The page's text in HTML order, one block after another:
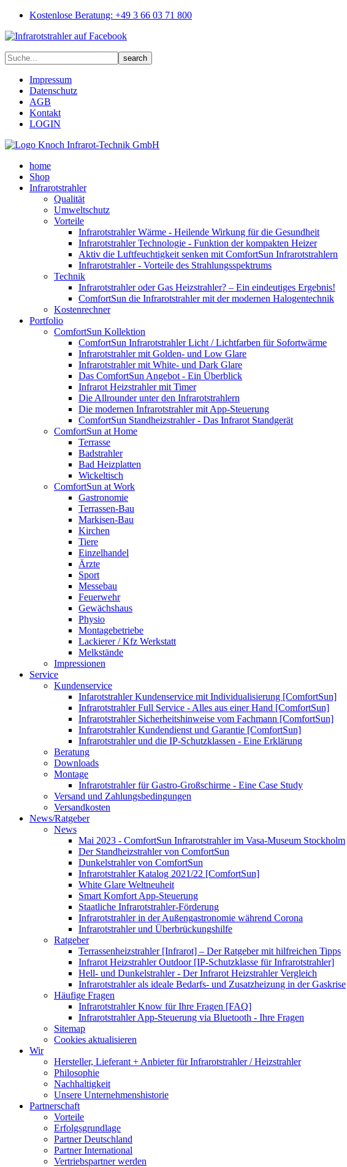
Kostenlose Beratung: +49 3 66 03 71 800
Impressum
Datenschutz
AGB
Kontakt
LOGIN
home
Shop
Infrarotstrahler
Qualität
Umweltschutz
Vorteile
Infrarotstrahler Wärme - Heilende Wirkung für die Gesundheit
Infrarotstrahler Technologie - Funktion der kompakten Heizer
Aktiv die Luftfeuchtigkeit senken mit ComfortSun Infrarotstrahlern
Infrarotstrahler - Vorteile des Strahlungsspektrums
Technik
Infrarotstrahler oder Gas Heizstrahler? – Ein eindeutiges Ergebnis!
ComfortSun die Infrarotstrahler mit der modernen Halogentechnik
Kostenrechner
Portfolio
ComfortSun Kollektion
ComfortSun Infrarotstrahler Licht / Lichtfarben für Sofortwärme
Infrarotstrahler mit Golden- und Low Glare
Infrarotstrahler mit White- und Dark Glare
Das ComfortSun Angebot - Ein Überblick
Infrarot Heizstrahler mit Timer
Die Allrounder unter den Infrarotstrahlern
Die modernen Infrarotstrahler mit App-Steuerung
ComfortSun Standheizstrahler - Das Infrarot Standgerät
ComfortSun at Home
Terrasse
Badstrahler
Bad Heizplatten
Wickeltisch
ComfortSun at Work
Gastronomie
Terrassen-Bau
Markisen-Bau
Kirchen
Tiere
Einzelhandel
Ärzte
Sport
Messebau
Feuerwehr
Gewächshaus
Physio
Montagebetriebe
Lackierer / Kfz Werkstatt
Melkstände
Impressionen
Service
Kundenservice
Infarotstrahler Kundenservice mit Individualisierung [ComfortSun]
Infrarotstrahler Full Service - Alles aus einer Hand [ComfortSun]
Infrarotstrahler Sicherheitshinweise vom Fachmann [ComfortSun]
Infrarotstrahler Kundendienst und Garantie [ComfortSun]
Infrarotstrahler und die IP-Schutzklassen - Eine Erklärung
Beratung
Downloads
Montage
Infrarotstrahler für Gastro-Großschirme - Eine Case Study
Versand und Zahlungsbedingungen
Versandkosten
News/Ratgeber
News
Mai 2023 - ComfortSun Infrarotstrahler im Vasa-Museum Stockholm
Der Standheizstrahler von ComfortSun
Dunkelstrahler von ComfortSun
Infrarotstrahler Katalog 2021/22 [ComfortSun]
White Glare Weltneuheit
Smart Komfort App-Steuerung
Staatliche Infrarotstrahler-Förderung
Infrarotstrahler in der Außengastronomie während Corona
Infrarotstrahler und Überbrückungshilfe
Ratgeber
Terrassenheizstrahler [Infrarot] – Der Ratgeber mit hilfreichen Tipps
Infrarot Heizstrahler Outdoor [IP-Schutzklasse für Infrarotstrahler]
Hell- und Dunkelstrahler - Der Infrarot Heizstrahler Vergleich
Infrarotstrahler als ideale Bedarfs- und Zusatzheizung in der Gaskrise
Häufige Fragen
Infrarotstrahler Know für Ihre Fragen [FAQ]
Infrarotstrahler App-Steuerung via Bluetooth - Ihre Fragen
Sitemap
Cookies aktualisieren
Wir
Hersteller, Lieferant + Anbieter für Infrarotstrahler / Heizstrahler
Philosophie
Nachhaltigkeit
Unsere Unternehmenshistorie
Partnerschaft
Vorteile
Erfolgsgrundlage
Partner Deutschland
Partner International
Vertriebspartner werden